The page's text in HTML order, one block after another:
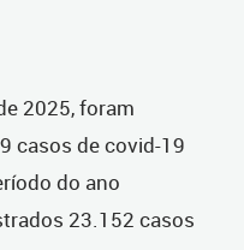
2025, foram
casos de covid-19
do ano
23.152 casos